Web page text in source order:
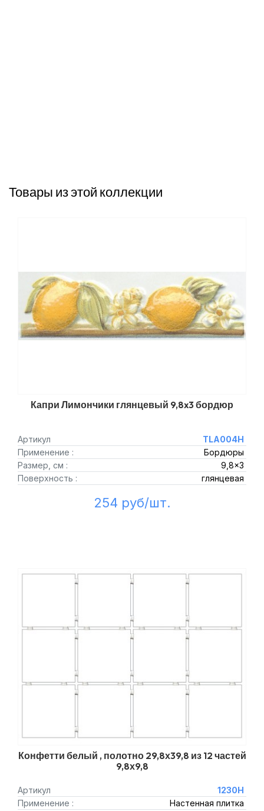
Товары из этой коллекции
Капри Лимончики глянцевый 9,8x3 бордюр
Артикул
TLA004H
Применение :
Бордюры
Размер, см :
9,8x3
Поверхность :
глянцевая
254 руб/шт.
Конфетти белый , полотно 29,8х39,8 из 12 частей
9,8х9,8
Артикул
1230H
Применение :
Настенная плитка